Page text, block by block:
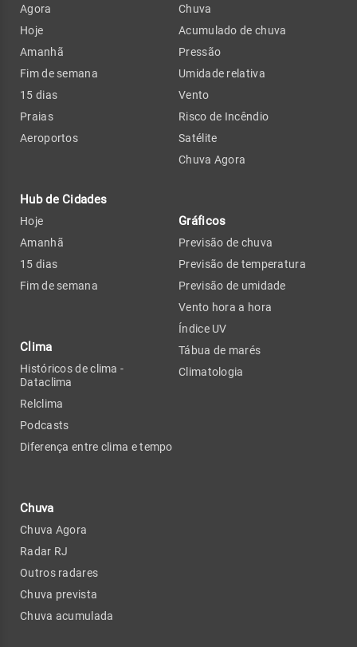
Agora
Hoje
Amanhã
Fim de semana
15 dias
Praias
Aeroportos
Hub de Cidades
Hoje
Amanhã
15 dias
Fim de semana
Clima
Históricos de clima -
Dataclima
Relclima
Podcasts
Diferença entre clima e tempo
Chuva
Chuva Agora
Radar RJ
Outros radares
Chuva prevista
Chuva acumulada
Chuva
Acumulado de chuva
Pressão
Umidade relativa
Vento
Risco de Incêndio
Satélite
Chuva Agora
Gráficos
Previsão de chuva
Previsão de temperatura
Previsão de umidade
Vento hora a hora
Índice UV
Tábua de marés
Climatologia